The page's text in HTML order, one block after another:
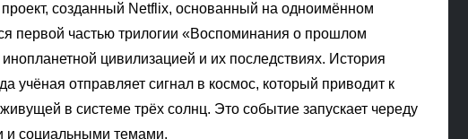
созданный Netflix, основанный на одноимённом
первой частью трилогии «Воспоминания о прошлом
цивилизацией и их последствиях. История
учёная отправляет сигнал в космос, который приводит к
в системе трёх солнц. Это событие запускает череду
и социальными темами.